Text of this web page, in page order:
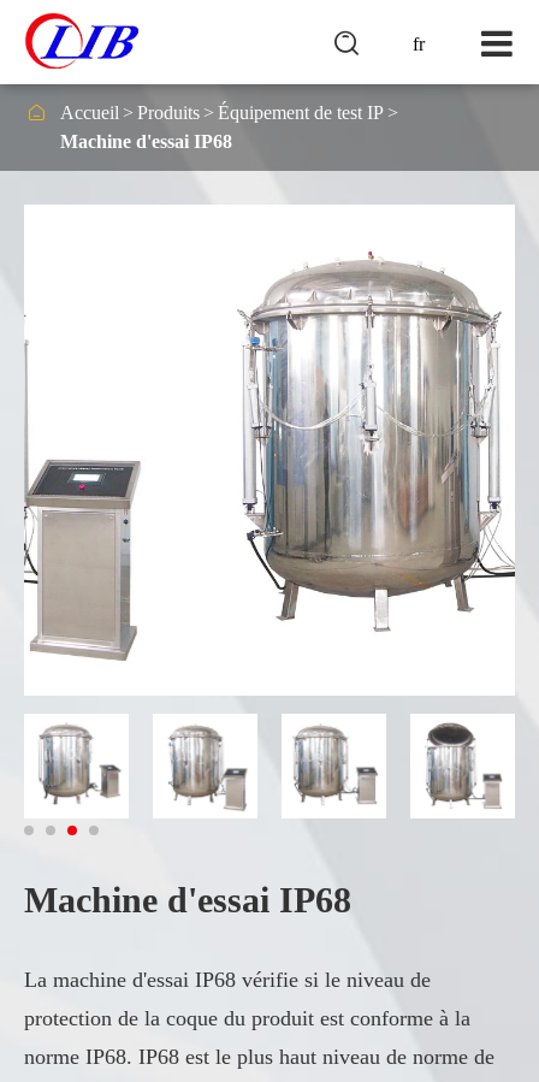
fr

 Accueil Produits
Équipement de test IP
Machine d'essai IP68
Machine d'essai IP68
La machine d'essai IP68 vérifie si le niveau de
protection de la coque du produit est conforme à la
norme IP68. IP68 est le plus haut niveau de norme de